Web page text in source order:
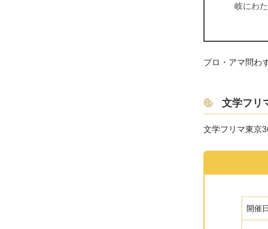
岐にわ
プロ・アマ問わ
文学フリ
文学フリマ東京
開催日